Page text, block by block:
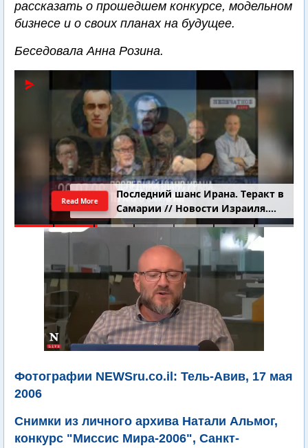
рассказать о прошедшем конкурсе, модельном
бизнесе и о своих планах на будущее.
Беседовала Анна Розина.
Последний шанс Ирана. Теракт в
Самарии // Новости Израиля.
Шарп. Финкель. Дубнов
Read More
Фотографии NEWSru.co.il: Тель-Авив, 17 мая
2006
Снимки из личного архива Натали Альмог,
конкурс "Миссис Мира-2006", Санкт-